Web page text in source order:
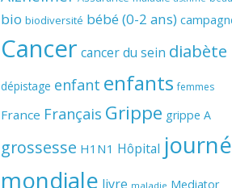
bio biodiversité bébé (0-2 ans)
Cancer cancer du sein diabète
dépistage enfant enfants femmes
France Français Grippe grippe A
grossesse H1N1 Hôpital
mondiale livre maladie Mediator